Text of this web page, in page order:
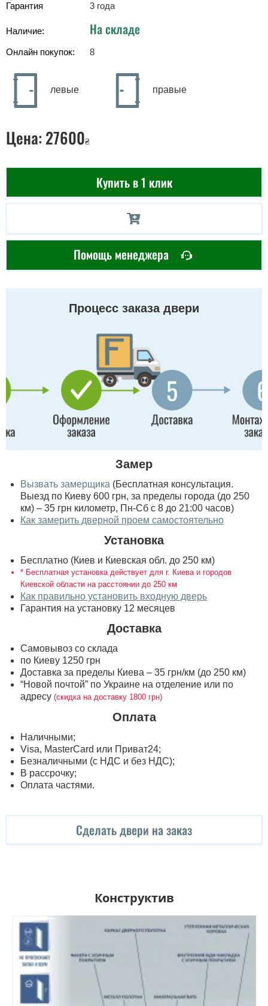
Гарантия
3 года
Наличие: На складе
Онлайн покупок: 8
левые правые
Цена: 27600₴
Купить в 1 клик
Помощь менеджера
Процесс заказа двери
Замер
Вызвать замерщика (Бесплатная консультация.
Выезд по Киеву 600 грн, за пределы города (до 250
км) – 35 грн километр, Пн-Сб с 8 до 21:00 часов)
Как замерить дверной проем самостоятельно
Установка
Бесплатно (Киев и Киевская обл. до 250 км)
* Бесплатная установка действует для г. Киева и городов
Киевской области на расстоянии до 250 км
Как правильно установить входную дверь
Гарантия на установку 12 месяцев
Доставка
Самовывоз со склада
по Киеву 1250 грн
Доставка за пределы Киева – 35 грн/км (до 250 км)
“Новой почтой” по Украине на отделение или по
адресу (скидка на доставку 1800 грн)
Оплата
Наличными;
Visa, MasterСard или Приват24;
Безналичными (с НДС и без НДС);
В рассрочку;
Оплата частями.
Сделать двери на заказ
Конструктив